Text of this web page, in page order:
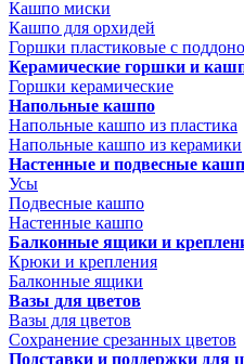
Кашпо миски
Кашпо для орхидей
Горшки пластиковые с
Керамические горшки и
Горшки керамические
Напольные кашпо
Напольные кашпо из пластика
Напольные кашпо из керамики
Настенные и подвесные
Усы
Подвесные кашпо
Настенные кашпо
Балконные ящики и
Крюки и крепления
Балконные ящики
Вазы для цветов
Вазы для цветов
Сохранение срезанных цветов
Подставки и поддержки для